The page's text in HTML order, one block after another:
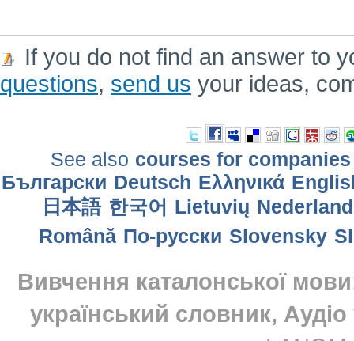
If you do not find an answer to
questions, send us your ideas,
See also courses for companies
Български Deutsch Ελληνικά
日本語 한국어 Lietuvių
Română По-русски Slovensky
Вивчення каталонської
український словник,